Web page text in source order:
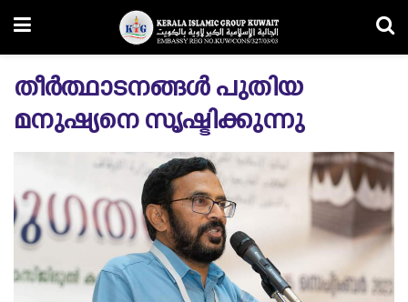
തീർത്ഥാടനങ്ങൾ പുതിയ
മനുഷ്യനെ സൃഷ്ടിക്കുന്നു